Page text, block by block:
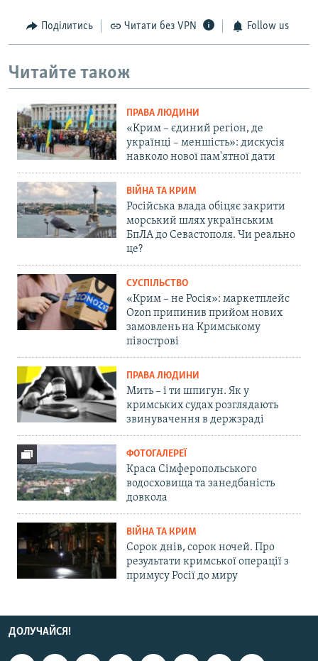
Поділитись Читати без VPN Follow us
Читайте також
ПРАВА ЛЮДИНИ
«Крим – єдиний регіон, де
українці – меншість»: дискусія
навколо нової пам'ятної дати
ВІЙНА ТА КРИМ
Російська влада обіцяє закрити
морський шлях українським
БпЛА до Севастополя. Чи реально
це?
СУСПІЛЬСТВО
«Крим – не Росія»: маркетплейс
Ozon припинив прийом нових
замовлень на Кримському
півострові
ПРАВА ЛЮДИНИ
Мить – і ти шпигун. Як у
кримських судах розглядають
звинувачення в держзраді
ФОТОГАЛЕРЕЇ
Краса Сімферопольського
водосховища та занедбаність
довкола
ВІЙНА ТА КРИМ
Сорок днів, сорок ночей. Про
результати кримської операції з
примусу Росії до миру
ДОЛУЧАЙСЯ!